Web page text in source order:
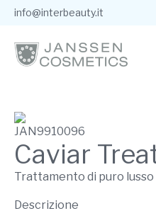
info@interbeauty.it
JAN9910096
Caviar
Trattamento di puro
Descrizione